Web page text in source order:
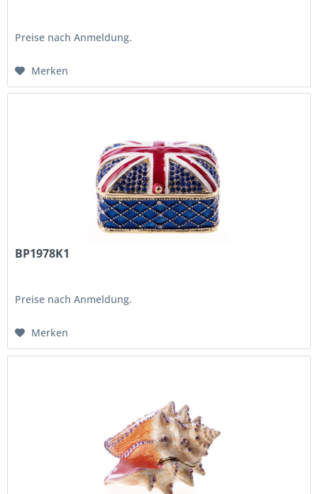
Preise nach Anmeldung.
Merken
BP1978K1
Preise nach Anmeldung.
Merken